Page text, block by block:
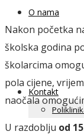
O nama
Kontakt
Nakon početka
školska godina
školarcima
pola cijene,
naočala
U razdoblju od